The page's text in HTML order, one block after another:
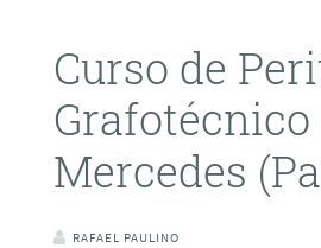
Curso de
Mercedes
RAFAEL PAULINO